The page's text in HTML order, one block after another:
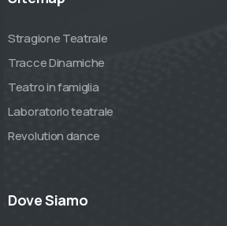
Stragione Teatrale
Tracce Dinamiche
Teatro in famiglia
Laboratorio teatrale
Revolution dance
Dove Siamo